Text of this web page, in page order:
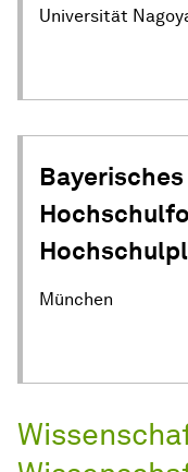
Universität
München